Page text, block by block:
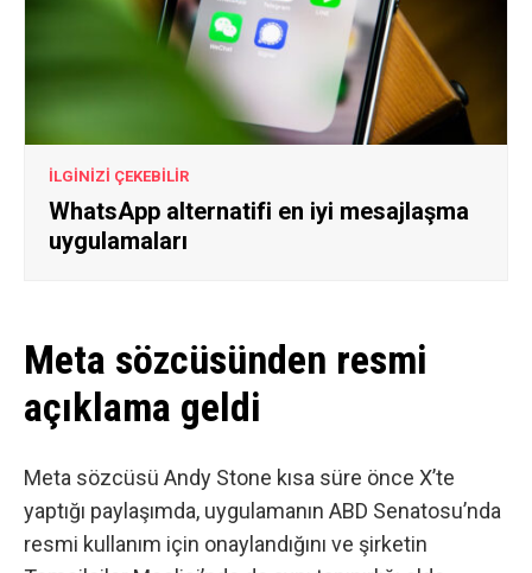
İLGİNİZİ ÇEKEBİLİR
WhatsApp alternatifi en iyi mesajlaşma
uygulamaları
Meta sözcüsünden resmi
açıklama geldi
Meta sözcüsü Andy Stone kısa süre önce X’te
yaptığı paylaşımda, uygulamanın ABD Senatosu’nda
resmi kullanım için onaylandığını ve şirketin